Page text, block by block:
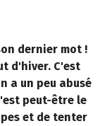
dernier mot !
d'hiver. C'est
a un peu abusé
peut-être le
et de tenter